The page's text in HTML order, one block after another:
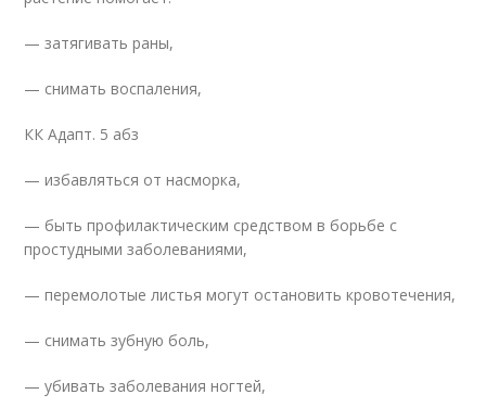
— затягивать раны,
— снимать воспаления,
КК Адапт. 5 абз
— избавляться от насморка,
— быть профилактическим средством в борьбе с
простудными заболеваниями,
— перемолотые листья могут остановить кровотечения,
— снимать зубную боль,
— убивать заболевания ногтей,